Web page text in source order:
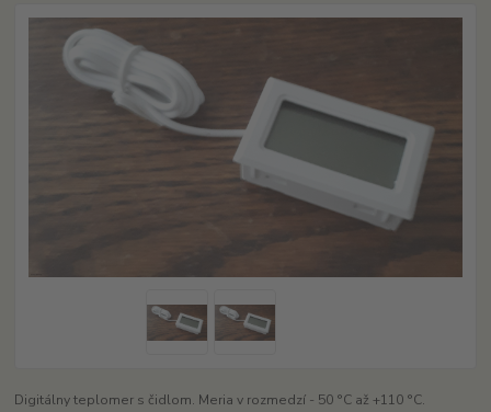
Digitálny teplomer s čidlom. Meria v rozmedzí - 50 °C až +110 °C.